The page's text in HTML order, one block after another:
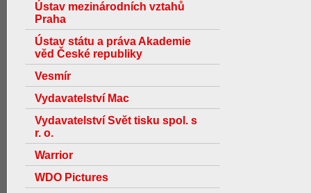
Ústav mezinárodních vztahů
Praha
Ústav státu a práva Akademie
věd České republiky
Vesmír
Vydavatelství Mac
Vydavatelství Svět tisku spol. s
r. o.
Warrior
WDO Pictures